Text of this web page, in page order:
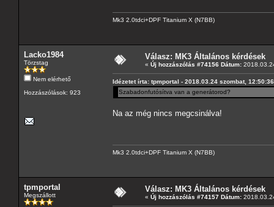
Mk3 2.0tdci+DPF Titanium X (N7BB)
Lacko1984
Törzstag
Nem elérhető
Hozzászólások: 923
Válasz: MK3 Általános kérdések
« Új hozzászólás #74156 Dátum:
Idézetet írta: tpmportal - 2018.03.24 szombat, 12:50:36
Szabadonfutósítva van a generátorod?
Na az még nincs megcsinálva!
Mk3 2.0tdci+DPF Titanium X (N7BB)
tpmportal
Megszállott
Válasz: MK3 Általános kérdések
« Új hozzászólás #74157 Dátum: